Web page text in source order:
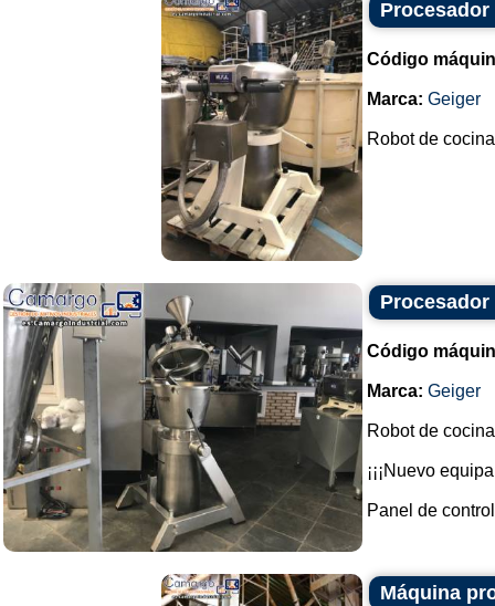
Código
Marca: Geiger
Robot de
Código
Marca: Geiger
Robot de
¡¡¡Nuevo
Panel de
Máquina